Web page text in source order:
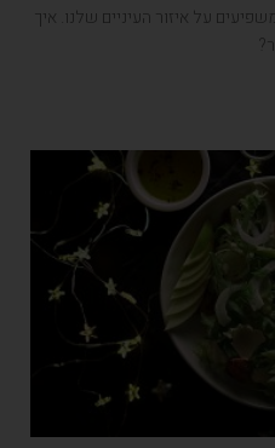
על איזור העיניים שלנו. איך